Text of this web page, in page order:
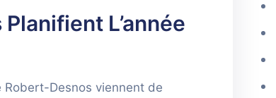
L’année
Robert-Desnos viennent de